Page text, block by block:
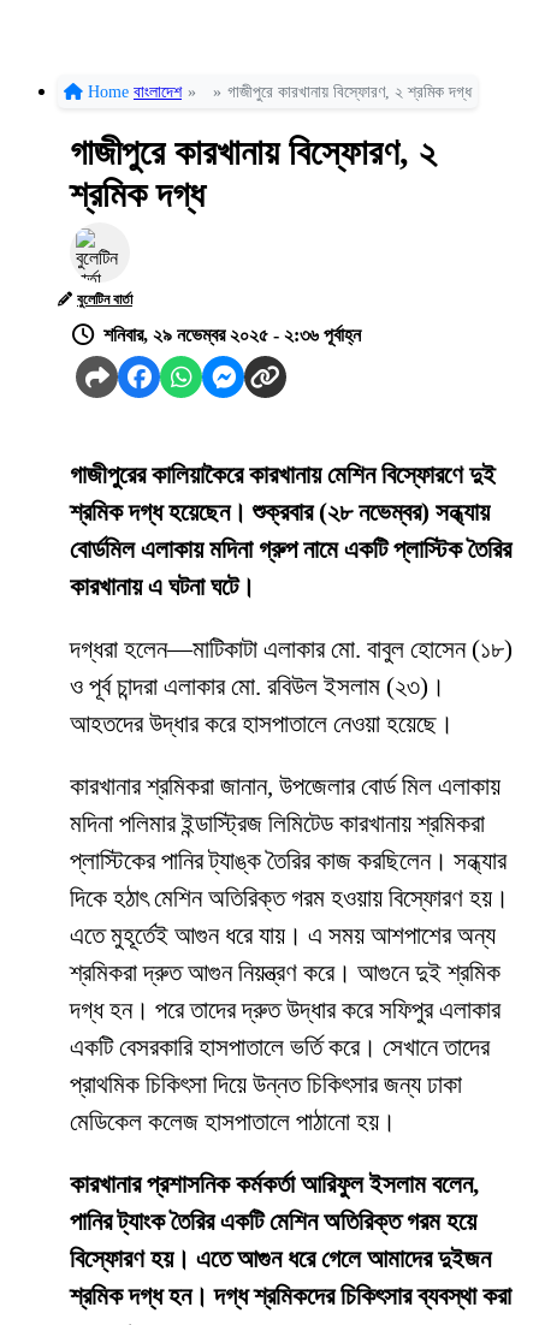
Home বাংলাদেশ » » গাজীপুরে কারখানায় বিস্ফোরণ, ২ শ্রমিক দগ্ধ
গাজীপুরে কারখানায় বিস্ফোরণ, ২
শ্রমিক দগ্ধ
বুলেটিন বার্তা
শনিবার, ২৯ নভেম্বর ২০২৫ - ২:৩৬ পূর্বাহ্ন
গাজীপুরের কালিয়াকৈরে কারখানায় মেশিন বিস্ফোরণে দুই
শ্রমিক দগ্ধ হয়েছেন। শুক্রবার (২৮ নভেম্বর) সন্ধ্যায়
বোর্ডমিল এলাকায় মদিনা গ্রুপ নামে একটি প্লাস্টিক তৈরির
কারখানায় এ ঘটনা ঘটে।
দগ্ধরা হলেন—মাটিকাটা এলাকার মো. বাবুল হোসেন (১৮)
ও পূর্ব চান্দরা এলাকার মো. রবিউল ইসলাম (২৩)।
আহতদের উদ্ধার করে হাসপাতালে নেওয়া হয়েছে।
কারখানার শ্রমিকরা জানান, উপজেলার বোর্ড মিল এলাকায়
মদিনা পলিমার ইন্ডাস্ট্রিজ লিমিটেড কারখানায় শ্রমিকরা
প্লাস্টিকের পানির ট্যাঙ্ক তৈরির কাজ করছিলেন। সন্ধ্যার
দিকে হঠাৎ মেশিন অতিরিক্ত গরম হওয়ায় বিস্ফোরণ হয়।
এতে মুহূর্তেই আগুন ধরে যায়। এ সময় আশপাশের অন্য
শ্রমিকরা দ্রুত আগুন নিয়ন্ত্রণ করে। আগুনে দুই শ্রমিক
দগ্ধ হন। পরে তাদের দ্রুত উদ্ধার করে সফিপুর এলাকার
একটি বেসরকারি হাসপাতালে ভর্তি করে। সেখানে তাদের
প্রাথমিক চিকিৎসা দিয়ে উন্নত চিকিৎসার জন্য ঢাকা
মেডিকেল কলেজ হাসপাতালে পাঠানো হয়।
কারখানার প্রশাসনিক কর্মকর্তা আরিফুল ইসলাম বলেন,
পানির ট্যাংক তৈরির একটি মেশিন অতিরিক্ত গরম হয়ে
বিস্ফোরণ হয়। এতে আগুন ধরে গেলে আমাদের দুইজন
শ্রমিক দগ্ধ হন। দগ্ধ শ্রমিকদের চিকিৎসার ব্যবস্থা করা